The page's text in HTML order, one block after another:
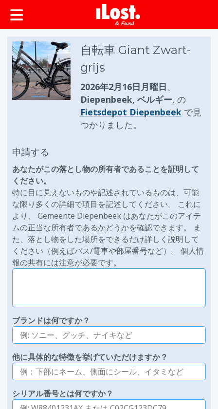
ップ
自転車 Giant Zwart-
grijs
2026年2月16日月曜日、
Diepenbeek, ベルギー, の
Fietsdepot Diepenbeek で見
つかりました。
申請する
あなたがこの落とし物の所有者であることを証明して
ください。
特に目に見えないものや記述されているものは、可能
な限り多くの詳細で項目を記述してください。 これに
より、 Gemeente Diepenbeek はあなたがこのアイテ
ムの正当な所有者であるかどうかを確認できます。 ま
た、落とし物をした場所をできるだけ詳しく説明して
ください（例えばバス/電車や部屋番号など）。 個人情
報の共有には注意が必要です。
ブランドは何ですか？
他に具体的な特徴を挙げていただけますか？
シリアル番号とは何ですか？